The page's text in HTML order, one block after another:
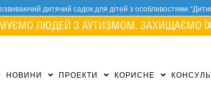
дитячий садок для дітей з особливостями
ЛЮДЕЙ З АУТИЗМОМ. ЗАХИЩАЄМО
НОВИНИ ПРОЕКТИ КОРИСНЕ